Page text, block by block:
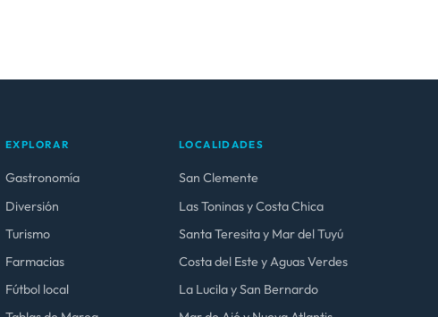
EXPLORAR
Gastronomía
Diversión
Turismo
Farmacias
Fútbol local
LOCALIDADES
San Clemente
Las Toninas y Costa Chica
Santa Teresita y Mar del Tuyú
Costa del Este y Aguas Verdes
La Lucila y San Bernardo